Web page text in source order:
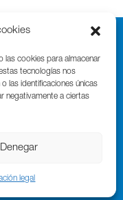
las cookies para almacenar
tecnologías nos
las identificaciones únicas
negativamente a ciertas
Denegar
legal
/ San Sebastián